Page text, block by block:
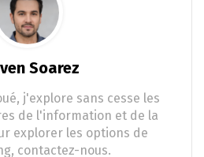
Soarez
j'explore sans cesse les
de l'information et de la
explorer les options de
contactez-nous.